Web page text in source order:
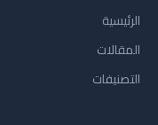
الرئيسية
المقالات
التصنيفات